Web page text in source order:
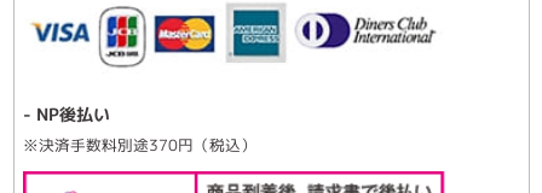
- NP後払い
※決済手数料別途370円（税込）